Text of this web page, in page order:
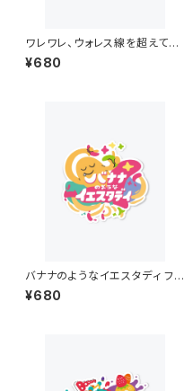
ワレワレ、ウォレス線を超えてき
た フルカラーステッカー
¥680
バナナのようなイエスタディ フル
カラーステッカー
¥680